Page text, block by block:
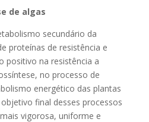
de algas
secundário da
proteínas de resistência e
positivo na resistência a
no processo de
energético das plantas
final desses processos
vigorosa, uniforme e